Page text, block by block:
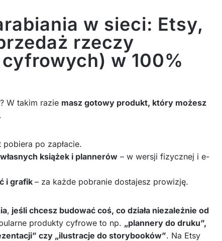
w sieci: Etsy,
rzeczy
w 100%
W takim razie masz gotowy produkt, który możesz
po zapłacie.
książek i plannerów – w wersji fizycznej i e-
i grafik – za każde pobranie dostajesz prowizję.
, jeśli chcesz budować coś, co działa niezależnie od
produkty cyfrowe to np. „plannery do druku”,
czy „ilustracje do storybooków”. Na Etsy